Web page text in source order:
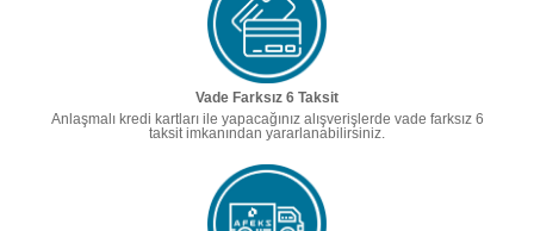
Vade Farksız 6 Taksit
Anlaşmalı kredi kartları ile yapacağınız alışverişlerde vade farksız 6
taksit imkanından yararlanabilirsiniz.